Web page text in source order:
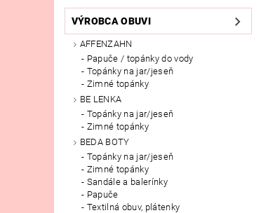
VÝROBCA OBUVI
AFFENZAHN
Papuče / topánky do vody
Topánky na jar/jeseň
Zimné topánky
BE LENKA
Topánky na jar/jeseň
Zimné topánky
BEDA BOTY
Topánky na jar/jeseň
Zimné topánky
Sandále a balerínky
Papuče
Textilná obuv, plátenky